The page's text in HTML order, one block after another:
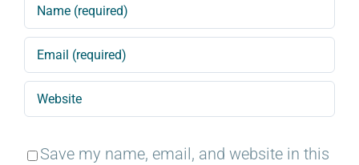
Save my name, email, and website in this